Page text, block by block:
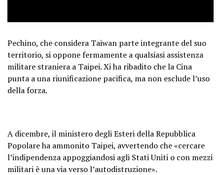
Pechino, che considera Taiwan parte integrante del suo
territorio, si oppone fermamente a qualsiasi assistenza
militare straniera a Taipei. Xi ha ribadito che la Cina
punta a una riunificazione pacifica, ma non esclude l’uso
della forza.
A dicembre, il ministero degli Esteri della Repubblica
Popolare ha ammonito Taipei, avvertendo che «cercare
l’indipendenza appoggiandosi agli Stati Uniti o con mezzi
militari è una via verso l’autodistruzione».